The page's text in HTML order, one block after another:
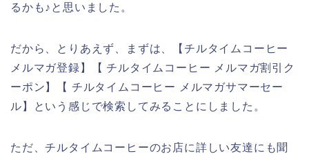
るかも♪と思いました。
だから、とりあえず、まずは、【チルタイムコーヒー
メルマガ登録】【 チルタイムコーヒー メルマガ割引ク
ーポン】【 チルタイムコーヒー メルマガサマーセー
ル】という感じで検索してみることにしました。
ただ、チルタイムコーヒーのお店に詳しい友達にも聞